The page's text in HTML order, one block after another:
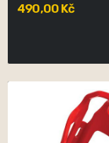
490,00 Kč